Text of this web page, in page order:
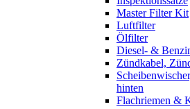
Master Filter Kit
Luftfilter
Ölfilter
Diesel- &
Zündkabel,
hinten
Flachriemen &